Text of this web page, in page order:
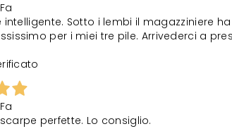
Sotto i lembi il magazziniere
per i miei tre pile. Arrivederci a
perfette. Lo consiglio.